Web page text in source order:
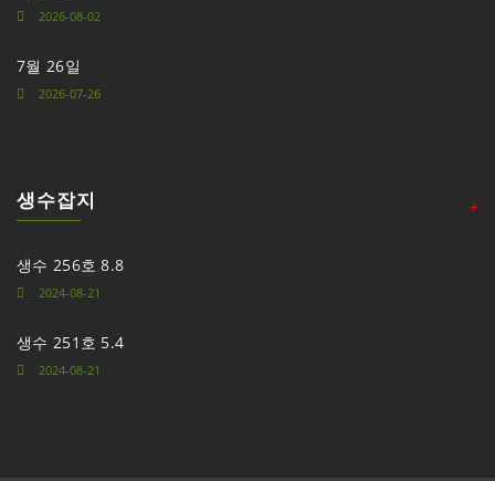
2026-08-02
7월 26일
2026-07-26
생수잡지 +
생수 256호 8.8
2024-08-21
생수 251호 5.4
2024-08-21